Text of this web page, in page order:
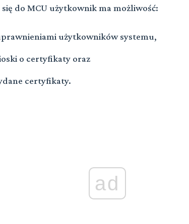
do MCU użytkownik ma możliwość:
użytkowników systemu,
o certyfikaty oraz
certyfikaty.
ad